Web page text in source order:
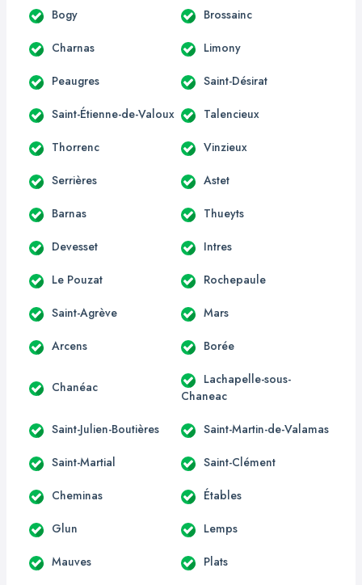
Bogy Brossainc
Charnas Limony
Peaugres Saint-Désirat
Saint-Étienne-de-Valoux Talencieux
Thorrenc Vinzieux
Serrières Astet
Barnas Thueyts
Devesset Intres
Le Pouzat Rochepaule
Saint-Agrève Mars
Arcens Borée
Chanéac
Lachapelle-sous-
Chaneac
Saint-Julien-Boutières Saint-Martin-de-Valamas
Saint-Martial Saint-Clément
Cheminas Étables
Glun Lemps
Mauves Plats